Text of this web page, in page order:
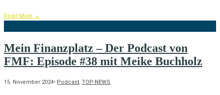
Read More →
Mein Finanzplatz – Der Podcast von
FMF: Episode #38 mit Meike Buchholz
15. November 2024• Podcast, TOP-NEWS